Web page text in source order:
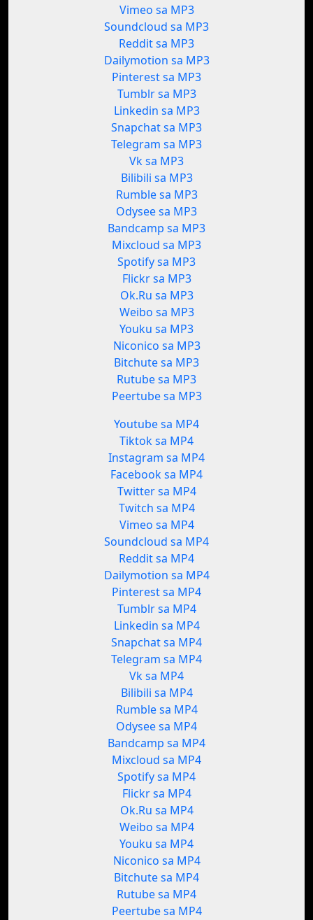
Vimeo sa MP3
Soundcloud sa MP3
Reddit sa MP3
Dailymotion sa MP3
Pinterest sa MP3
Tumblr sa MP3
Linkedin sa MP3
Snapchat sa MP3
Telegram sa MP3
Vk sa MP3
Bilibili sa MP3
Rumble sa MP3
Odysee sa MP3
Bandcamp sa MP3
Mixcloud sa MP3
Spotify sa MP3
Flickr sa MP3
Ok.Ru sa MP3
Weibo sa MP3
Youku sa MP3
Niconico sa MP3
Bitchute sa MP3
Rutube sa MP3
Peertube sa MP3
Youtube sa MP4
Tiktok sa MP4
Instagram sa MP4
Facebook sa MP4
Twitter sa MP4
Twitch sa MP4
Vimeo sa MP4
Soundcloud sa MP4
Reddit sa MP4
Dailymotion sa MP4
Pinterest sa MP4
Tumblr sa MP4
Linkedin sa MP4
Snapchat sa MP4
Telegram sa MP4
Vk sa MP4
Bilibili sa MP4
Rumble sa MP4
Odysee sa MP4
Bandcamp sa MP4
Mixcloud sa MP4
Spotify sa MP4
Flickr sa MP4
Ok.Ru sa MP4
Weibo sa MP4
Youku sa MP4
Niconico sa MP4
Bitchute sa MP4
Rutube sa MP4
Peertube sa MP4